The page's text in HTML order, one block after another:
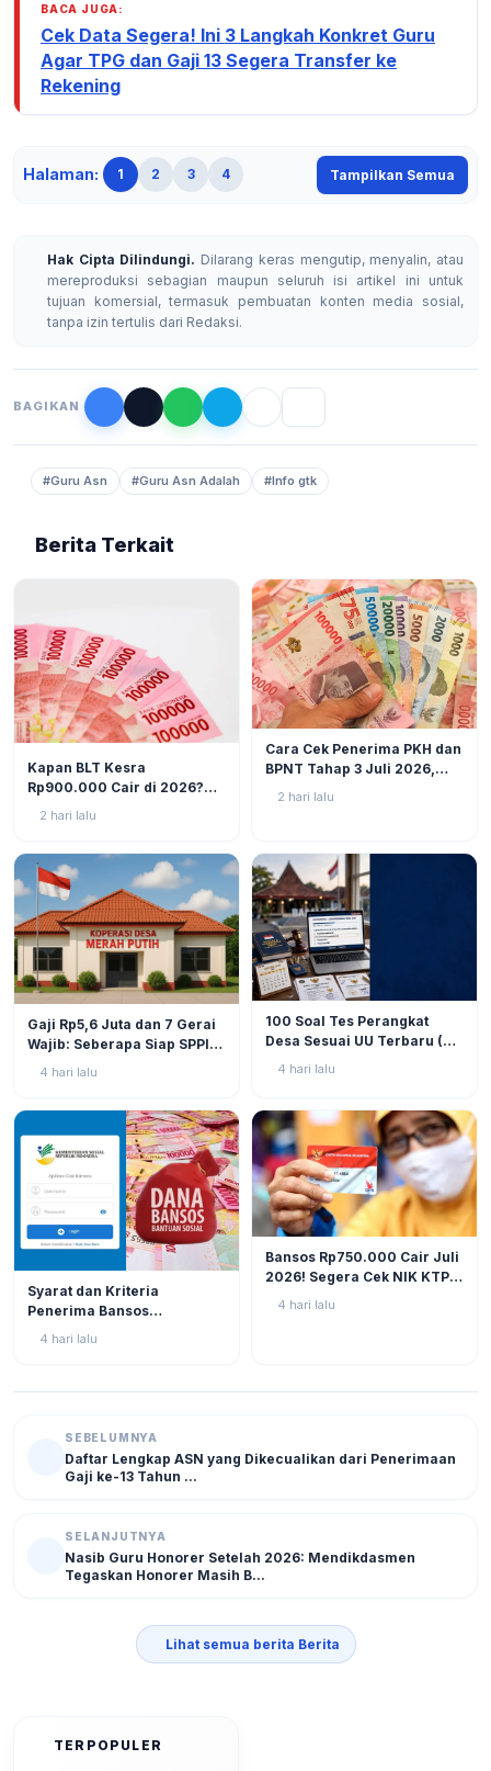
BACA JUGA:
Cek Data Segera! Ini 3 Langkah Konkret Guru
Agar TPG dan Gaji 13 Segera Transfer ke
Rekening
Halaman: 1 2 3 4 Tampilkan Semua
Hak Cipta Dilindungi. Dilarang keras mengutip, menyalin, atau
mereproduksi sebagian maupun seluruh isi artikel ini untuk
tujuan komersial, termasuk pembuatan konten media sosial,
tanpa izin tertulis dari Redaksi.
BAGIKAN
#Guru Asn #Guru Asn Adalah #Info gtk
Berita Terkait
Kapan BLT Kesra
Rp900.000 Cair di 2026?
Simak Prediksi dan
2 hari lalu
Cara Cek Penerima PKH dan
BPNT Tahap 3 Juli 2026,
Bansos Sudah Mulai Cair!
2 hari lalu
Gaji Rp5,6 Juta dan 7 Gerai
Wajib: Seberapa Siap SPPI
4 hari lalu
100 Soal Tes Perangkat
Desa Sesuai UU Terbaru (UU
4 hari lalu
Syarat dan Kriteria
Penerima Bansos
Rp750.000 Juli 2026, Cek
4 hari lalu
Bansos Rp750.000 Cair Juli
2026! Segera Cek NIK KTP
di Situs Resmi Kemensos
4 hari lalu
SEBELUMNYA
Daftar Lengkap ASN yang Dikecualikan dari Penerimaan
Gaji ke-13 Tahun ...
SELANJUTNYA
Nasib Guru Honorer Setelah 2026: Mendikdasmen
Tegaskan Honorer Masih B...
Lihat semua berita Berita
TERPOPULER